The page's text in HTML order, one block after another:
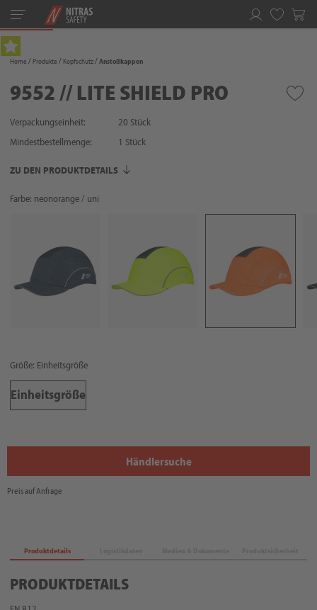
Toggle
navigation
Home Produkte Kopfschutz Anstoßkappen
9552 // LITE SHIELD PRO
Verpackungseinheit:
20 Stück
Mindestbestellmenge:
1 Stück
ZU DEN PRODUKTDETAILS
Farbe: neonorange / uni
Größe: Einheitsgröße
Einheitsgröße
Händlersuche
Preis auf Anfrage
Produktdetails
PRODUKTDETAILS